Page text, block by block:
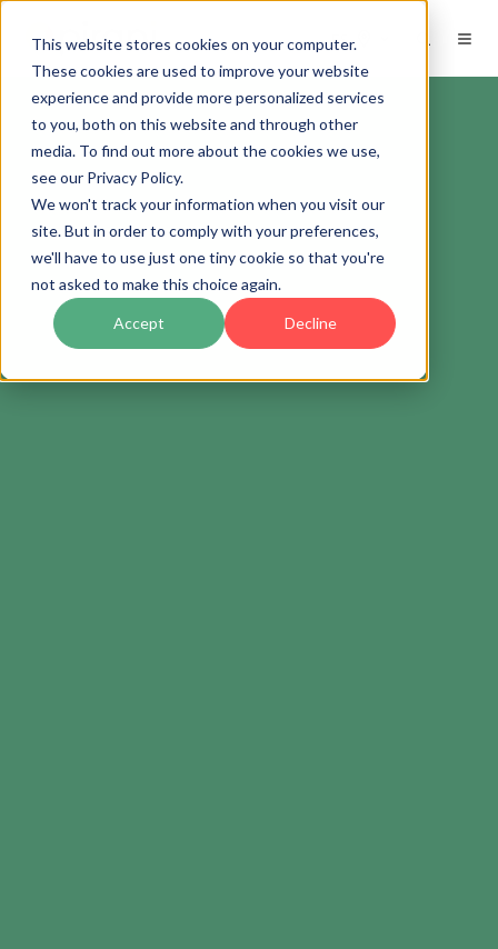
This website stores cookies on your computer.
These cookies are used to improve your website
experience and provide more personalized services
to you, both on this website and through other
media. To find out more about the cookies we use,
see our Privacy Policy.
We won't track your information when you visit our
site. But in order to comply with your preferences,
we'll have to use just one tiny cookie so that you're
not asked to make this choice again.
Accept Decline
ES